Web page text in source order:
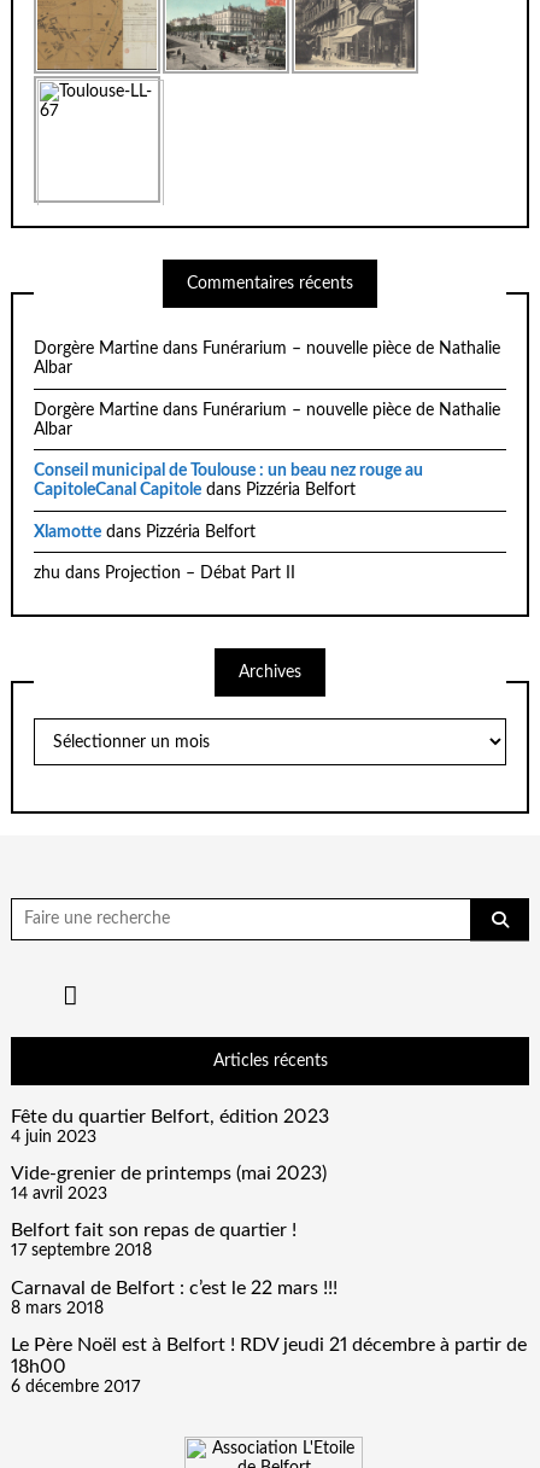
Commentaires récents
Dorgère Martine dans Funérarium – nouvelle pièce de Nathalie
Albar
Dorgère Martine dans Funérarium – nouvelle pièce de Nathalie
Albar
Conseil municipal de Toulouse : un beau nez rouge au
CapitoleCanal Capitole dans Pizzéria Belfort
Xlamotte dans Pizzéria Belfort
zhu dans Projection – Débat Part II
Archives
Chercher
pour:
Articles récents
Fête du quartier Belfort, édition 2023
4 juin 2023
Vide-grenier de printemps (mai 2023)
14 avril 2023
Belfort fait son repas de quartier !
17 septembre 2018
Carnaval de Belfort : c’est le 22 mars !!!
8 mars 2018
Le Père Noël est à Belfort ! RDV jeudi 21 décembre à partir de
18h00
6 décembre 2017